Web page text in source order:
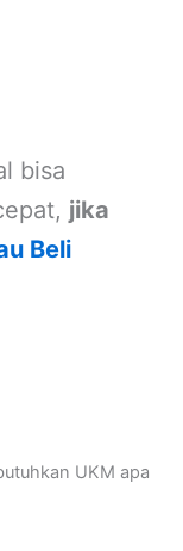
bisa
jika
Beli
UKM apa